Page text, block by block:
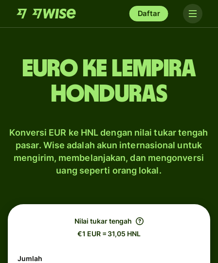
Daftar
euro ke lempira
Honduras
Konversi EUR ke HNL dengan nilai tukar tengah
pasar. Wise adalah akun internasional untuk
mengirim, membelanjakan, dan mengonversi
uang seperti orang lokal.
Nilai tukar tengah
€1 EUR = 31,05 HNL
Jumlah